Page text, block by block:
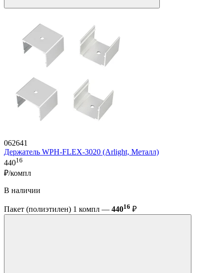
062641
Держатель WPH-FLEX-3020 (Arlight, Металл)
44016
₽/компл
В наличии
Пакет (полиэтилен) 1 компл — 44016 ₽